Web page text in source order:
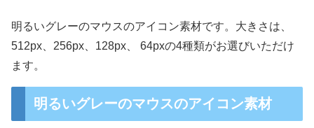
明るいグレーのマウスのアイコン素材です。大きさは、
512px、256px、128px、 64pxの4種類がお選びいただけ
ます。
明るいグレーのマウスのアイコン素材